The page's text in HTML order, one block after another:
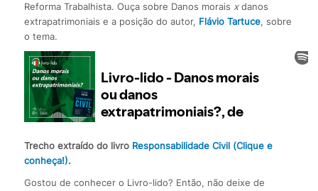
Reforma Trabalhista. Ouça sobre Danos morais xdanos
extrapatrimoniais e a posição do autor, Flávio Tartuce, sobre
o tema.
Trecho extraído do livro Responsabilidade Civil (Clique e
conheça!).
Gostou de conhecer o Livro-lido? Então, não deixe de